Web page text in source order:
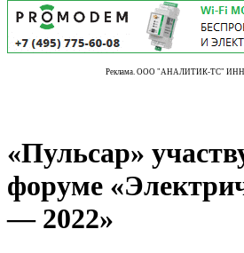
Реклама. ООО "АНАЛИТИК-ТС" ИНН
«Пульсар»
форуме
— 2022»